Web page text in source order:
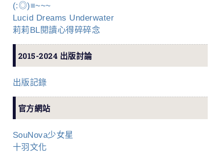
(:◎)≡~~~
Lucid Dreams Underwater
莉莉BL閱讀心得碎碎念
2015-2024 出版討論
出版記錄
官方網站
SouNova少女星
十羽文化